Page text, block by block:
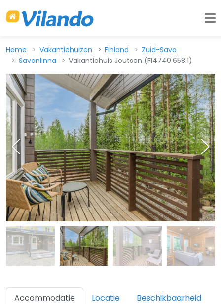
Home Vakantiehuizen Finland
Zuid-Savo
Savonlinna
Vakantiehuis Joutsen (FI4740.658.1)
Accommodatie Locatie Beschikbaarheid